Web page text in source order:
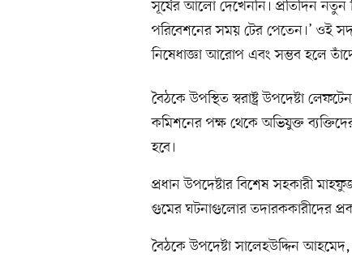
সূর্যের আলো দেখেননি। প্রতিদিন
পরিবেশনের সময় টের পেতেন।’ ওই
নিষেধাজ্ঞা আরোপ এবং সম্ভব হলে
বৈঠকে উপস্থিত স্বরাষ্ট্র উপদেষ্টা
কমিশনের পক্ষ থেকে অভিযুক্ত
হবে।
প্রধান উপদেষ্টার বিশেষ সহকারী
গুমের ঘটনাগুলোর তদারককারীদের
বৈঠকে উপদেষ্টা সালেহউদ্দিন